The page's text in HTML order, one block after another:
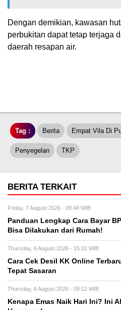
Dengan demikian, kawasan
perbukitan dapat tetap terjaga
daerah resapan air.
Tag : Berita Empat Vila Di
Penyegelan TKP
BERITA TERKAIT
Friday, 7 August 2026 - 09:48 WIB
Panduan Lengkap Cara Bayar
Bisa Dilakukan dari Rumah!
Thursday, 6 August 2026 - 15:31 WIB
Cara Cek Desil KK Online
Tepat Sasaran
Thursday, 6 August 2026 - 09:12 WIB
Kenapa Emas Naik Hari Ini? Ini